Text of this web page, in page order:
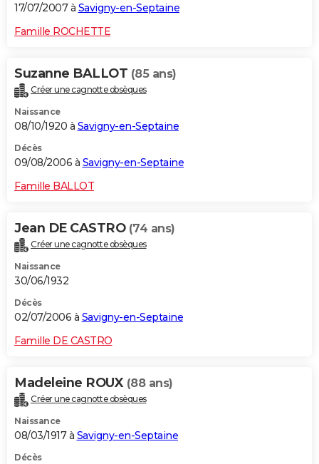
17/07/2007 à Savigny-en-Septaine
Famille ROCHETTE
Suzanne BALLOT (85 ans)
Créer une cagnotte obsèques
Naissance
08/10/1920 à Savigny-en-Septaine
Décès
09/08/2006 à Savigny-en-Septaine
Famille BALLOT
Jean DE CASTRO (74 ans)
Créer une cagnotte obsèques
Naissance
30/06/1932
Décès
02/07/2006 à Savigny-en-Septaine
Famille DE CASTRO
Madeleine ROUX (88 ans)
Créer une cagnotte obsèques
Naissance
08/03/1917 à Savigny-en-Septaine
Décès